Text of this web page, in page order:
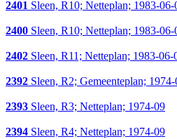
2401 Sleen, R10; Netteplan; 1983-06-
2400 Sleen, R10; Netteplan; 1983-06-
2402 Sleen, R11; Netteplan; 1983-06-
2392 Sleen, R2; Gemeenteplan;
2393 Sleen, R3; Netteplan; 1974-09
2394 Sleen, R4; Netteplan; 1974-09